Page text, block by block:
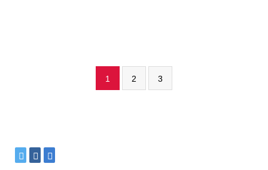
1 2 3